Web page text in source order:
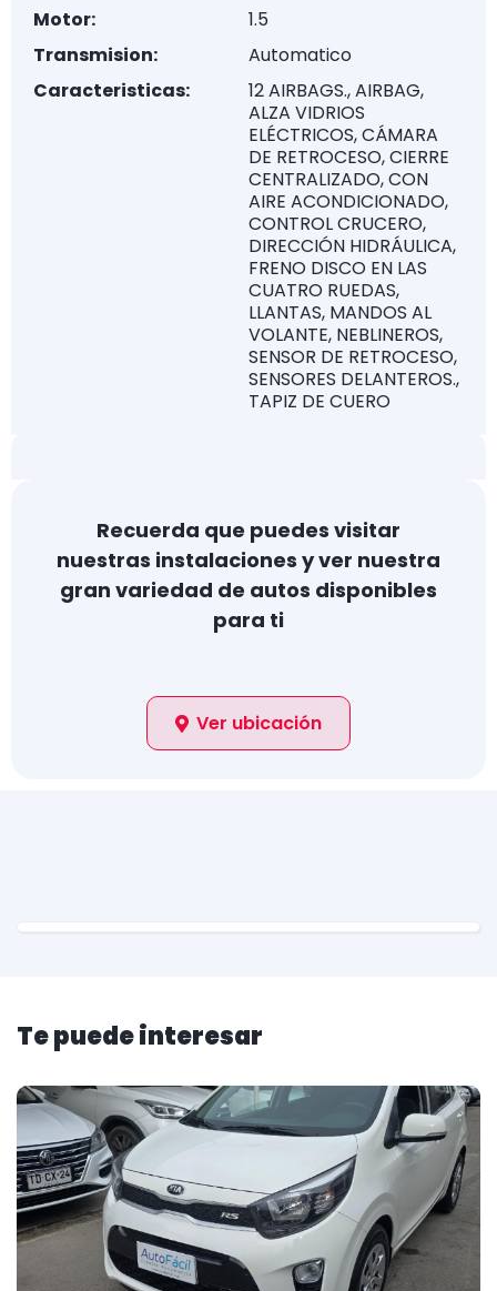
Motor:
1.5
Transmision:
Automatico
Caracteristicas:
12 AIRBAGS., AIRBAG,
ALZA VIDRIOS
ELÉCTRICOS, CÁMARA
DE RETROCESO, CIERRE
CENTRALIZADO, CON
AIRE ACONDICIONADO,
CONTROL CRUCERO,
DIRECCIÓN HIDRÁULICA,
FRENO DISCO EN LAS
CUATRO RUEDAS,
LLANTAS, MANDOS AL
VOLANTE, NEBLINEROS,
SENSOR DE RETROCESO,
SENSORES DELANTEROS.,
TAPIZ DE CUERO
Recuerda que puedes visitar
nuestras instalaciones y ver nuestra
gran variedad de autos disponibles
para ti
Ver ubicación
Te puede interesar